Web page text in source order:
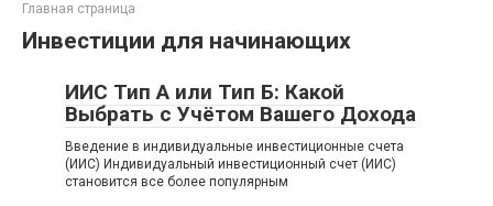
Главная страница
Инвестиции для начинающих
ИИС Тип А или Тип Б: Какой
Выбрать с Учётом Вашего Дохода
Введение в индивидуальные инвестиционные счета
(ИИС) Индивидуальный инвестиционный счет (ИИС)
становится все более популярным